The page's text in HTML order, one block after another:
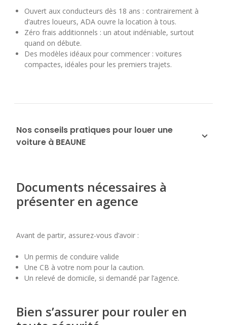
Ouvert aux conducteurs dès 18 ans : contrairement à
d’autres loueurs, ADA ouvre la location à tous.
Zéro frais additionnels : un atout indéniable, surtout
quand on débute.
Des modèles idéaux pour commencer : voitures
compactes, idéales pour les premiers trajets.
Nos conseils pratiques pour louer une
voiture à BEAUNE
Documents nécessaires à
présenter en agence
Avant de partir, assurez-vous d’avoir :
Un permis de conduire valide
Une CB à votre nom pour la caution.
Un relevé de domicile, si demandé par l’agence.
Bien s’assurer pour rouler en